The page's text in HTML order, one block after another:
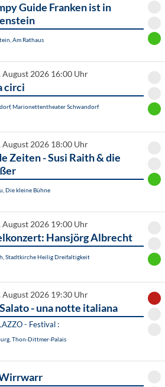
Guide Franken ist in
Am Rathaus
August 2026 16:00 Uhr
circi
Marionettentheater Schwandorf
August 2026 18:00 Uhr
Zeiten - Susi Raith & die
Die kleine Bühne
August 2026 19:00 Uhr
Hansjörg Albrecht
Stadtkirche Heilig Dreifaltigkeit
August 2026 19:30 Uhr
- una notte italiana
- Festival :
Thon-Dittmer-Palais